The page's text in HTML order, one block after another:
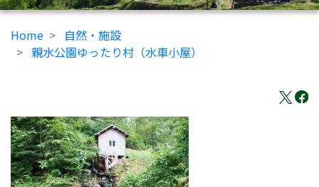
Home
自然・施設
親水公園ゆったり村（水車小屋）